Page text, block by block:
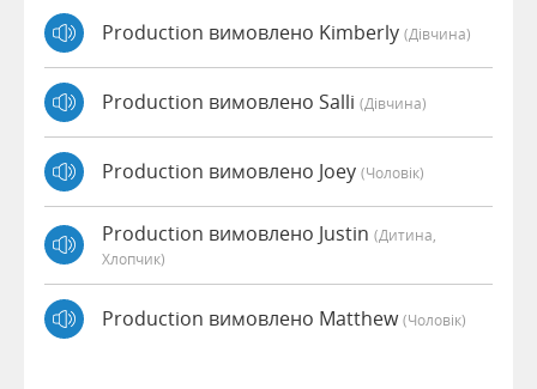
Production вимовлено Kimberly (дівчина)
Production вимовлено Salli (дівчина)
Production вимовлено Joey (чоловік)
Production вимовлено Justin (дитина,
Хлопчик)
Production вимовлено Matthew(чоловік)